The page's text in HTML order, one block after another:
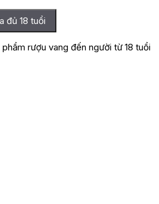
đủ 18 tuổi
rượu vang đến người từ 18 tuổi